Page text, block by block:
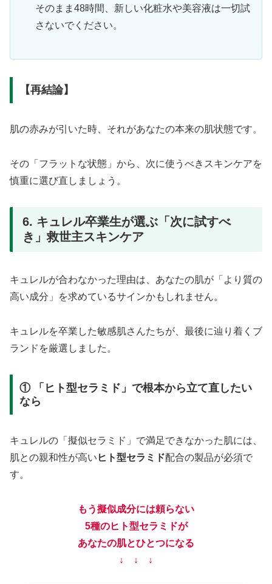
そのまま48時間、新しい化粧水や美容液は一切試
さないでください。
【再結論】
肌の赤みが引いた時、それがあなたの本来の肌状態です。
その「フラットな状態」から、次に使うべきスキンケアを
慎重に選び直しましょう。
6. キュレル卒業生が選ぶ「次に試すべ
き」救世主スキンケア
キュレルが合わなかった理由は、あなたの肌が「より質の
高い成分」を求めているサインかもしれません。
キュレルを卒業した敏感肌さんたちが、最後に辿り着くブ
ランドを厳選しました。
① 「ヒト型セラミド」で根本から立て直したい
なら
キュレルの「擬似セラミド」で満足できなかった肌には、
肌との親和性が高い ヒト型セラミド配合の製品が必須で
す。
もう擬似成分には頼らない
5種のヒト型セラミドが
あなたの肌とひとつになる
↓ ↓ ↓